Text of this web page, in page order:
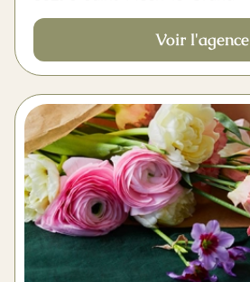
Voir l'agence